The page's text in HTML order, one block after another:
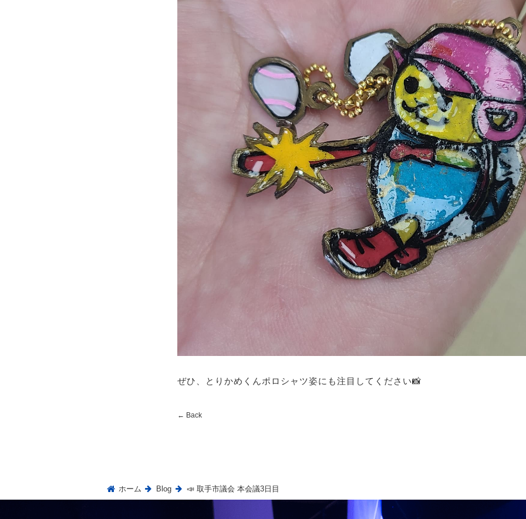
ぜひ、とりかめくんポロシャツ姿にも注目してください📸
← Back
ホーム Blog 📣 取手市議会 本会議3日目